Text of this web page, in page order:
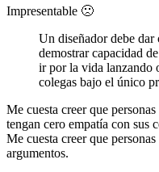
Impresentable 🙁
Un diseñador debe dar
demostrar capacidad
ir por la vida lanzando
colegas bajo el único
Me cuesta creer que
tengan cero empatía con sus
Me cuesta creer que
argumentos.